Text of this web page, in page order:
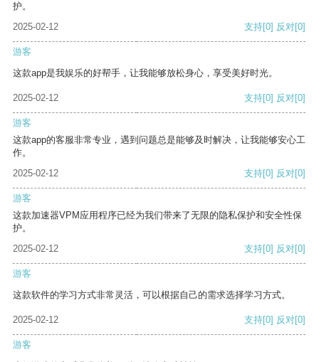
护。
2025-02-12
支持[0] 反对[0]
游客
这款app是我娱乐的好帮手，让我能够放松身心，享受美好时光。
2025-02-12 支持[0] 反对[0]
游客
这款app的客服非常专业，遇到问题总是能够及时解决，让我能够安心工
作。
2025-02-12
支持[0] 反对[0]
游客
这款加速器VPM应用程序已经为我们带来了无限的隐私保护和安全性保
护。
2025-02-12
支持[0] 反对[0]
游客
这款软件的学习方式非常灵活，可以根据自己的需求选择学习方式。
2025-02-12 支持[0] 反对[0]
游客